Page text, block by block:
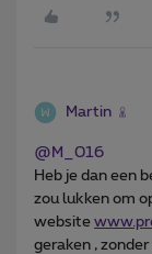
Martin
@M_016
Heb je dan een
zou lukken om
website
geraken ,